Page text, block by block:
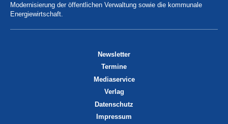
Modernisierung der öffentlichen Verwaltung sowie die kommunale
Energiewirtschaft.
Newsletter
Termine
Mediaservice
Verlag
Datenschutz
Impressum